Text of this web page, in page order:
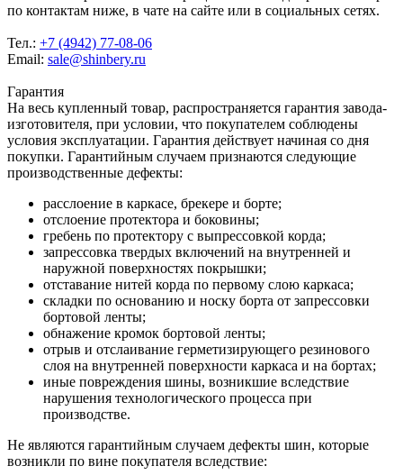
по контактам ниже, в чате на сайте или в социальных сетях.
Тел.: +7 (4942) 77-08-06
Email: sale@shinbery.ru
Гарантия
На весь купленный товар, распространяется гарантия завода-
изготовителя, при условии, что покупателем соблюдены
условия эксплуатации. Гарантия действует начиная со дня
покупки. Гарантийным случаем признаются следующие
производственные дефекты:
расслоение в каркасе, брекере и борте;
отслоение протектора и боковины;
гребень по протектору с выпрессовкой корда;
запрессовка твердых включений на внутренней и
наружной поверхностях покрышки;
отставание нитей корда по первому слою каркаса;
складки по основанию и носку борта от запрессовки
бортовой ленты;
обнажение кромок бортовой ленты;
отрыв и отслаивание герметизирующего резинового
слоя на внутренней поверхности каркаса и на бортах;
иные повреждения шины, возникшие вследствие
нарушения технологического процесса при
производстве.
Не являются гарантийным случаем дефекты шин, которые
возникли по вине покупателя вследствие: